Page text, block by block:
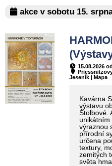
akce v sobotu 15.
15.08.2026
Jeseník | Mapa
Kavárna
výstavu
Štolbové.
unikátním
výraznou
přírodní
určena
textury,
zemitých
světa